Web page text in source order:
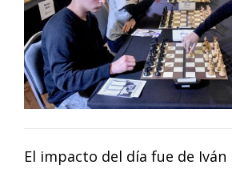
El impacto del día fue de